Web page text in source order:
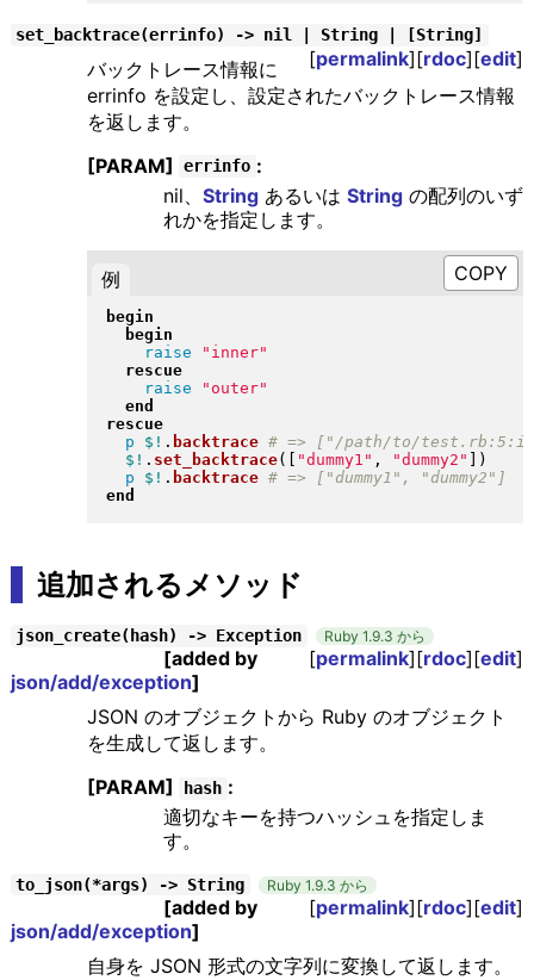
set_backtrace(errinfo) -> nil | String | [String]
[permalink][rdoc][edit]
バックトレース情報に
errinfo を設定し、設定されたバックトレース情報
を返します。
[PARAM]
errinfo :
nil、 Stringあるいは Stringの配列のいず
れかを指定します。
例
begin
begin
raise
" inner"
rescue
raise
" outer"
end
rescue
p
$! . backtrace
$! . set_backtrace( "dummy1 " , "dummy2 "
)
p
$! . backtrace
end
追加されるメソッド
json_create(hash) -> Exception Ruby 1.9.3 から
[permalink][rdoc][edit]
[added by
json/add/exception]
JSON のオブジェクトから Ruby のオブジェクト
を生成して返します。
[PARAM]
hash :
適切なキーを持つハッシュを指定しま
す。
to_json(*args) -> String Ruby 1.9.3 から
[permalink][rdoc][edit]
[added by
json/add/exception]
自身を JSON 形式の文字列に変換して返します。